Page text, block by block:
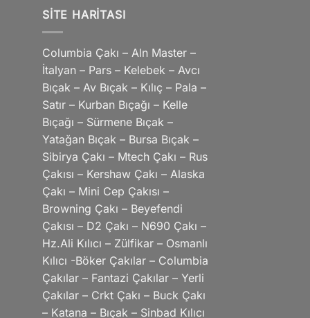
SITE HARITASI
Columbia Çakı – Aln Master –
İtalyan – Pars – Kelebek – Avcı
Bıçak – Av Bıçak – Kılıç – Pala –
Satır – Kurban Bıçağı – Kelle
Bıçağı – Sürmene Bıçak –
Yatağan Bıçak – Bursa Bıçak –
Sibirya Çakı – Mtech Çakı – Rus
Çakısı – Kershaw Çakı – Alaska
Çakı – Mini Cep Çakısı –
Browning Çakı – Beyefendi
Çakısı – D2 Çakı – N690 Çakı –
Hz.Ali Kılıcı – Zülfikar – Osmanlı
Kılıcı -Böker Çakılar – Columbia
Çakılar – Fantazi Çakılar – Yerli
Çakılar – Crkt Çakı – Buck Çakı
– Katana – Bıçak – Sinbad Kılıcı